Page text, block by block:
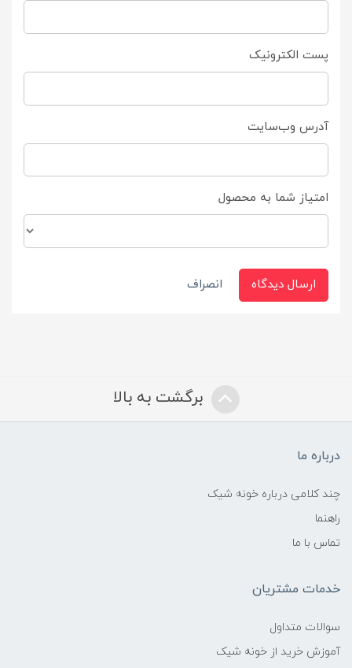
پست الکترونیک
آدرس وب‌سایت
امتیاز شما به محصول
ارسال دیدگاه انصراف
برگشت به بالا
درباره ما
چند کلامی درباره خونه شیک
راهنما
تماس با ما
خدمات مشتریان
سوالات متداول
آموزش خرید از خونه شیک